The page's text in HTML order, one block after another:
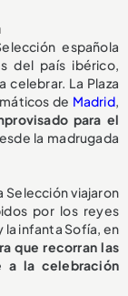
española
del país ibérico,
celebrar. La Plaza
de Madrid,
para el
la madrugada
Selección viajaron
por los reyes
la infanta Sofía, en
que recorran las
a la celebración